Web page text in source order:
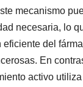
mecanismo
necesaria, lo
eficiente del
En
activo utiliza